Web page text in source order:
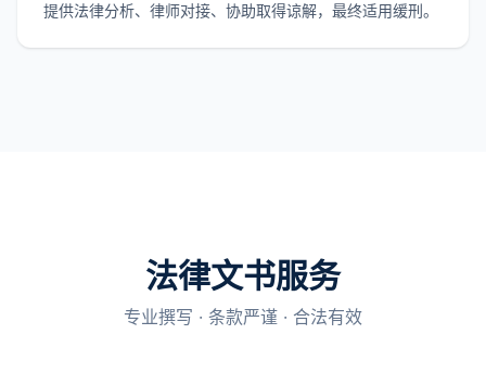
提供法律分析、律师对接、协助取得谅解，最终适用缓刑。
法律文书服务
专业撰写 · 条款严谨 · 合法有效